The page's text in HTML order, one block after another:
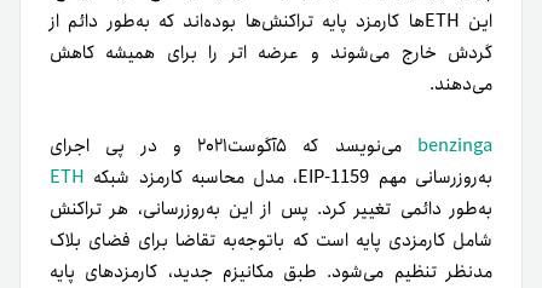
این ETHها کارمزد پایه تراکنش‌ها بوده‌اند که به‌طور دائم از
گردش خارج می‌شوند و عرضه اتر را برای همیشه کاهش
می‌دهند.
benzinga
می‌نویسد که ۵آگوست‌۲۰۲۱ و در پی اجرای
به‌روزرسانی مهم EIP-1159، مدل محاسبه کارمزد شبکه
ETH
به‌طور دائمی تغییر کرد. پس از این به‌روزرسانی، هر تراکنش
شامل کارمزدی پایه است که باتوجه‌به تقاضا برای فضای بلاک
مدنظر تنظیم می‌شود. طبق مکانیزم جدید، کارمزدهای پایه